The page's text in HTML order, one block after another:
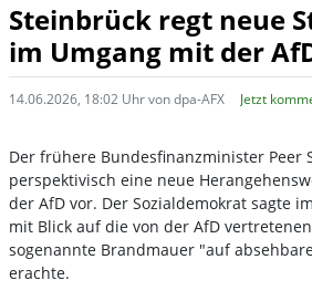
Steinbrück regt neue
im Umgang mit der
14.06.2026, 18:02 Uhr von dpa-AFX Jetzt
Der frühere Bundesfinanzminister Peer
perspektivisch eine neue
der AfD vor. Der Sozialdemokrat sagte
mit Blick auf die von der AfD
sogenannte Brandmauer "auf
erachte.